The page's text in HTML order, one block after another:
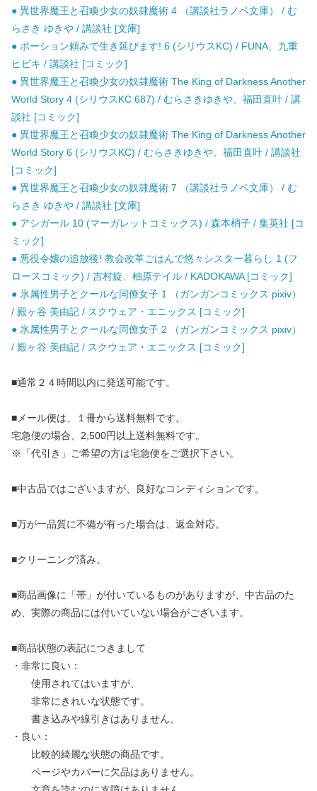
● 異世界魔王と召喚少女の奴隷魔術 4 （講談社ラノベ文庫） / む
らさき ゆきや / 講談社 [文庫]
● ポーション頼みで生き延びます! 6 (シリウスKC) / FUNA、九重
ヒビキ / 講談社 [コミック]
● 異世界魔王と召喚少女の奴隷魔術 The King of Darkness Another
World Story 4 (シリウスKC 687) / むらさきゆきや、福田直叶 / 講
談社 [コミック]
● 異世界魔王と召喚少女の奴隷魔術 The King of Darkness Another
World Story 6 (シリウスKC) / むらさきゆきや、福田直叶 / 講談社
[コミック]
● 異世界魔王と召喚少女の奴隷魔術 7 （講談社ラノベ文庫） / む
らさき ゆきや / 講談社 [文庫]
● アシガール 10 (マーガレットコミックス) / 森本梢子 / 集英社 [コ
ミック]
● 悪役令嬢の追放後! 教会改革ごはんで悠々シスター暮らし 1 (フ
ロースコミック) / 吉村旋、柚原テイル / KADOKAWA [コミック]
● 氷属性男子とクールな同僚女子 1 （ガンガンコミックス pixiv）
/ 殿ヶ谷 美由記 / スクウェア・エニックス [コミック]
● 氷属性男子とクールな同僚女子 2 （ガンガンコミックス pixiv）
/ 殿ヶ谷 美由記 / スクウェア・エニックス [コミック]
■通常２４時間以内に発送可能です。
■メール便は、１冊から送料無料です。
宅急便の場合、2,500円以上送料無料です。
※「代引き」ご希望の方は宅急便をご選択下さい。
■中古品ではございますが、良好なコンディションです。
■万が一品質に不備が有った場合は、返金対応。
■クリーニング済み。
■商品画像に「帯」が付いているものがありますが、中古品のた
め、実際の商品には付いていない場合がございます。
■商品状態の表記につきまして
・非常に良い：
使用されてはいますが、
非常にきれいな状態です。
書き込みや線引きはありません。
・良い：
比較的綺麗な状態の商品です。
ページやカバーに欠品はありません。